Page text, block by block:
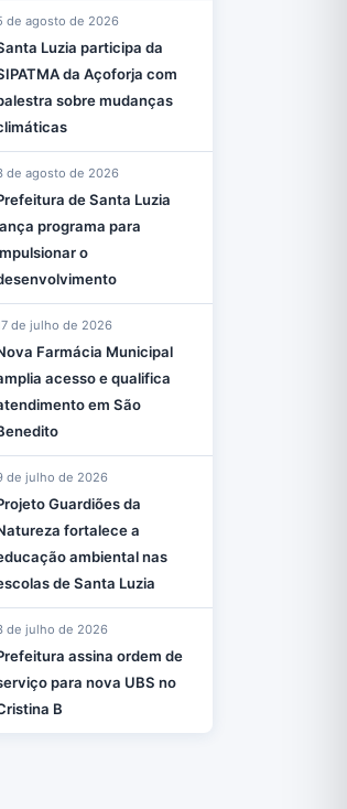
de agosto de 2026
Luzia participa da
da Açoforja com
sobre mudanças
de agosto de 2026
de Santa Luzia
programa para
o
de julho de 2026
Farmácia Municipal
acesso e qualifica
em São
de julho de 2026
Guardiões da
fortalece a
ambiental nas
de Santa Luzia
de julho de 2026
assina ordem de
para nova UBS no
B